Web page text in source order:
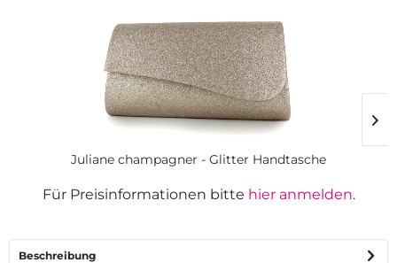
Juliane champagner - Glitter Handtasche
Für Preisinformationen bitte hier anmelden.
Beschreibung